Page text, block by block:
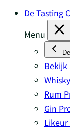
De Tasting
Menu
Bekijk
Rum
Gin